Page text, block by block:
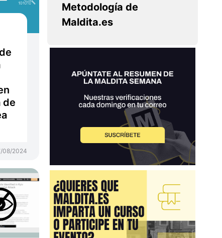
de
08/2024
Metodología de
Maldita.es